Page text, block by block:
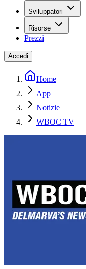
Sviluppatori
Risorse
Prezzi
Accedi
Home
App
Notizie
WBOC TV